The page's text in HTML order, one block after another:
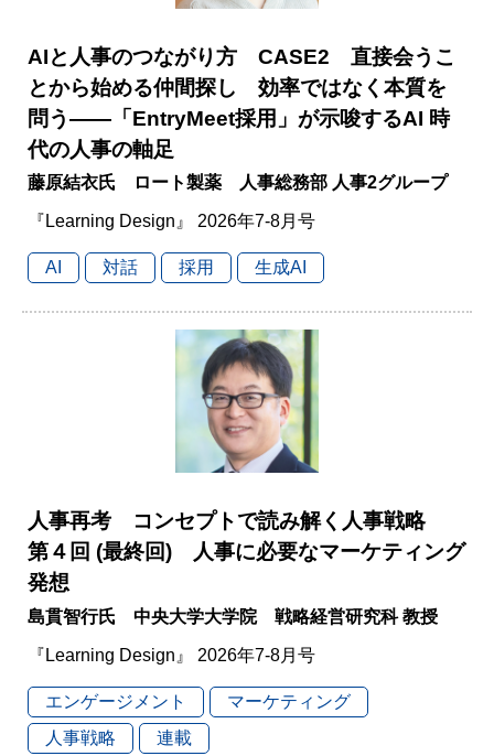
AIと人事のつながり方 CASE2 直接会うこ
とから始める仲間探し 効率ではなく本質を
問う――「EntryMeet採用」が示唆するAI 時
代の人事の軸足
藤原結衣氏 ロート製薬 人事総務部 人事2グループ
『Learning Design』 2026年7-8月号
AI 対話 採用 生成AI
人事再考 コンセプトで読み解く人事戦略
第４回 (最終回) 人事に必要なマーケティング
発想
島貫智行氏 中央大学大学院 戦略経営研究科 教授
『Learning Design』 2026年7-8月号
エンゲージメント
マーケティング
人事戦略
連載